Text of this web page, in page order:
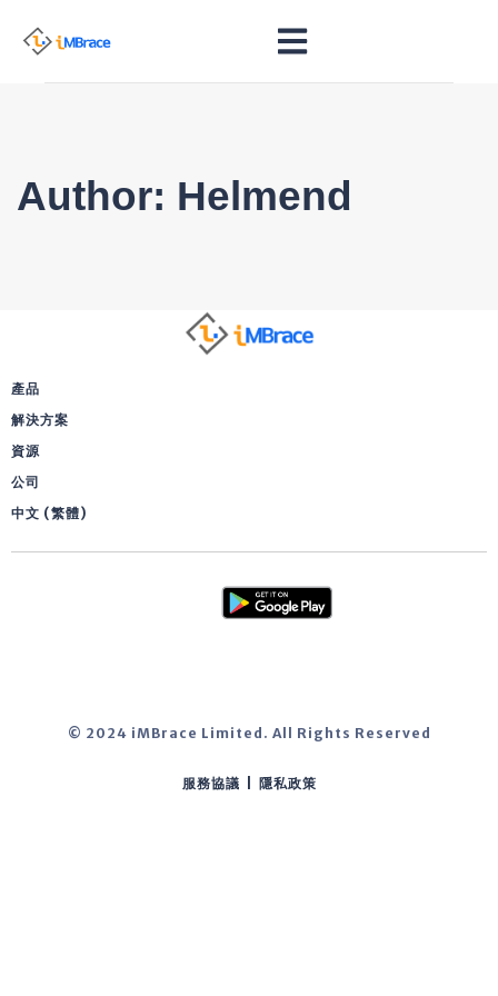
Author: Helmend
產品
解決方案
資源
公司
中文 (繁體)
© 2024 iMBrace Limited. All Rights Reserved
服務協議 隱私政策